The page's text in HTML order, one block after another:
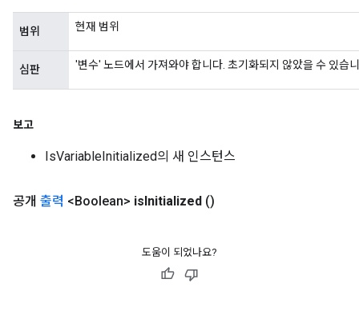
범위 현재 범위
심판 '변수' 노드에서 가져와야 합니다. 초기화되지 않았을 수 있습
보고
IsVariableInitialized의 새 인스턴스
공개 출력 <Boolean> isInitialized ()
도움이 되었나요?